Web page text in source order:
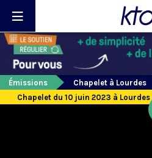
Émissions
Chapelet à Lourdes
Chapelet du 10 juin 2023 à Lourdes